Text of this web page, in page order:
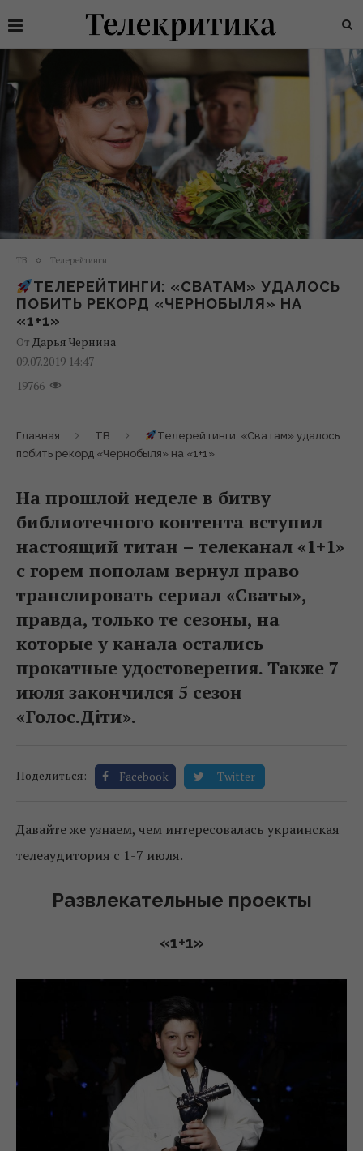
ТВ Телерейтинги
ТЕЛЕРЕЙТИНГИ: «СВАТАМ» УДАЛОСЬ
ПОБИТЬ РЕКОРД «ЧЕРНОБЫЛЯ» НА
«1+1»
От Дарья Чернина
09.07.2019 14:47
19766
Главная ТВ
Телерейтинги: «Сватам» удалось
побить рекорд «Чернобыля» на «1+1»
На прошлой неделе в битву
библиотечного контента вступил
настоящий титан – телеканал «1+1»
с горем пополам вернул право
транслировать сериал «Сваты»,
правда, только те сезоны, на
которые у канала остались
прокатные удостоверения. Также 7
июля закончился 5 сезон
«Голос.Діти».
Поделиться: Facebook Twitter
Давайте же узнаем, чем интересовалась украинская
телеаудитория с 1-7 июля.
Развлекательные проекты
«1+1»